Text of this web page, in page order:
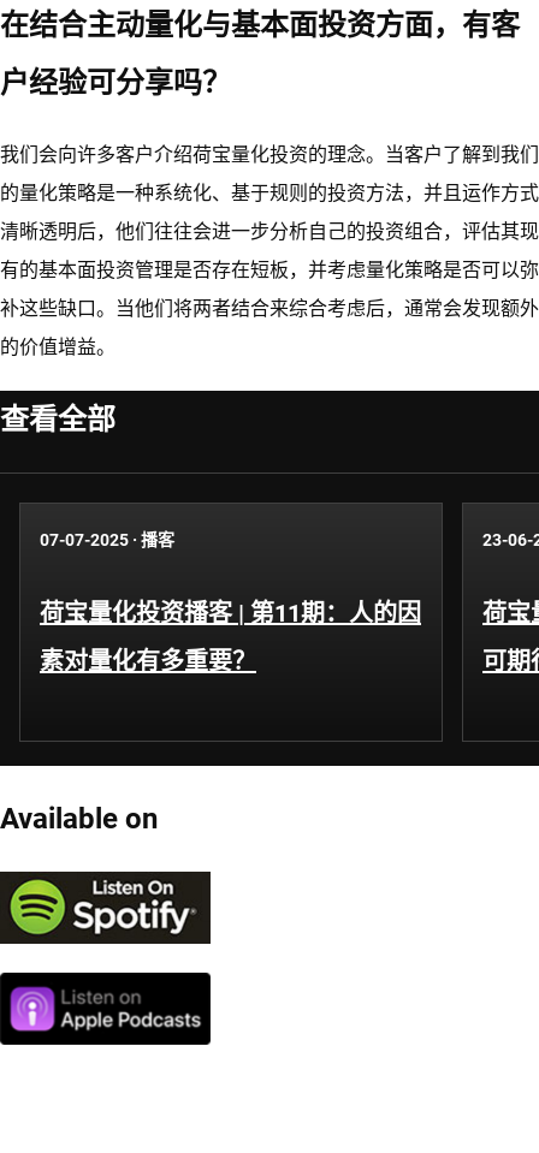
在结合主动量化与基本面投资方面，有客
户经验可分享吗？
我们会向许多客户介绍荷宝量化投资的理念。当客户了解到我们
的量化策略是一种系统化、基于规则的投资方法，并且运作方式
清晰透明后，他们往往会进一步分析自己的投资组合，评估其现
有的基本面投资管理是否存在短板，并考虑量化策略是否可以弥
补这些缺口。当他们将两者结合来综合考虑后，通常会发现额外
的价值增益。
查看全部
07-07-2025 · 播客
荷宝量化投资播客 | 第11期：人的因
素对量化有多重要？
23-06-
荷宝
可期
Available on